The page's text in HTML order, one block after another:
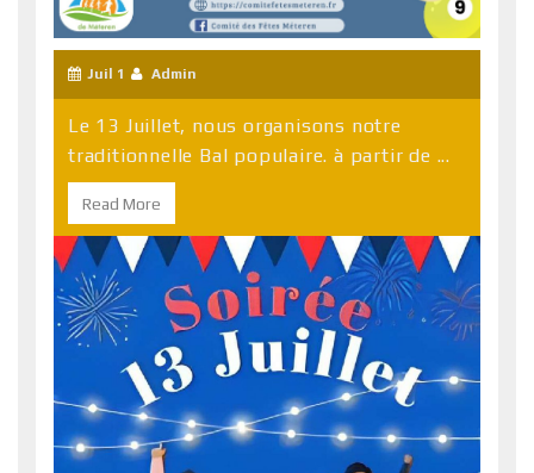
Juil 1 Admin
Le 13 Juillet, nous organisons notre
traditionnelle Bal populaire. à partir de ...
Read More